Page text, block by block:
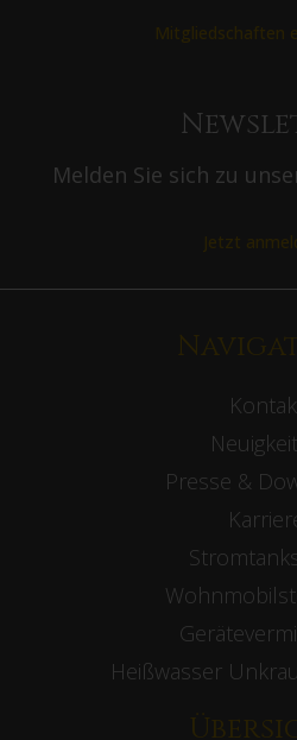
Mitgliedschaften
Melden Sie sich zu
Jetzt
Presse &
Heißwasser